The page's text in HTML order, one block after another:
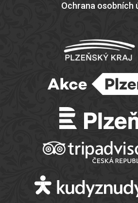
Ochrana osobních